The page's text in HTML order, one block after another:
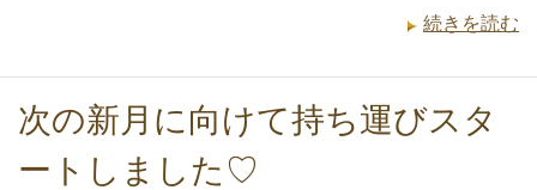
続きを読む
次の新月に向けて持ち運びスタ
ートしました♡